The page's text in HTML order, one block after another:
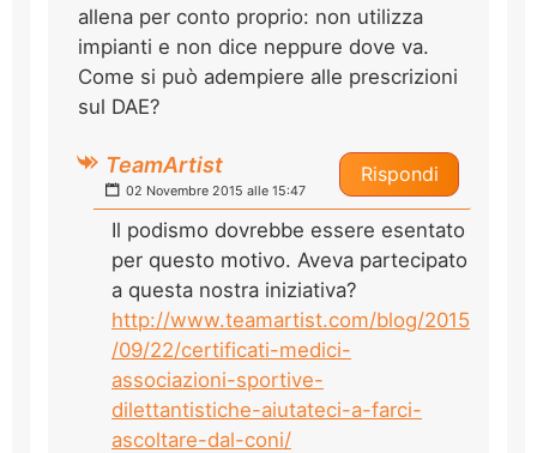
allena per conto proprio: non utilizza
impianti e non dice neppure dove va.
Come si può adempiere alle prescrizioni
sul DAE?
Rispondi
TeamArtist
02 Novembre 2015 alle 15:47
Il podismo dovrebbe essere esentato
per questo motivo. Aveva partecipato
a questa nostra iniziativa?
http://www.teamartist.com/blog/2015
/09/22/certificati-medici-
associazioni-sportive-
dilettantistiche-aiutateci-a-farci-
ascoltare-dal-coni/